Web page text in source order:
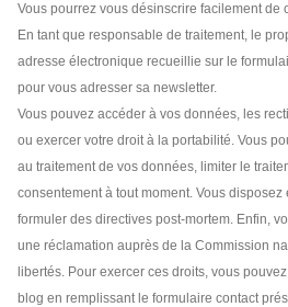
Vous pourrez vous désinscrire facilement de
En tant que responsable de traitement, le
adresse électronique recueillie sur le
pour vous adresser sa newsletter.
Vous pouvez accéder à vos données, les
ou exercer votre droit à la portabilité. Vous
au traitement de vos données, limiter le
consentement à tout moment. Vous
formuler des directives post-mortem. Enfin,
une réclamation auprès de la Commission
libertés. Pour exercer ces droits, vous
blog en remplissant le formulaire contact